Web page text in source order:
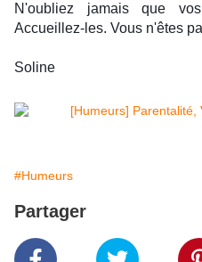
N'oubliez jamais que
Accueillez-les. Vous n'êtes
Soline
#Humeurs
Partager